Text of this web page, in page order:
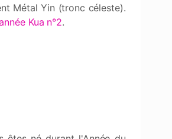
Métal Yin (tronc céleste).
Kua n°2.